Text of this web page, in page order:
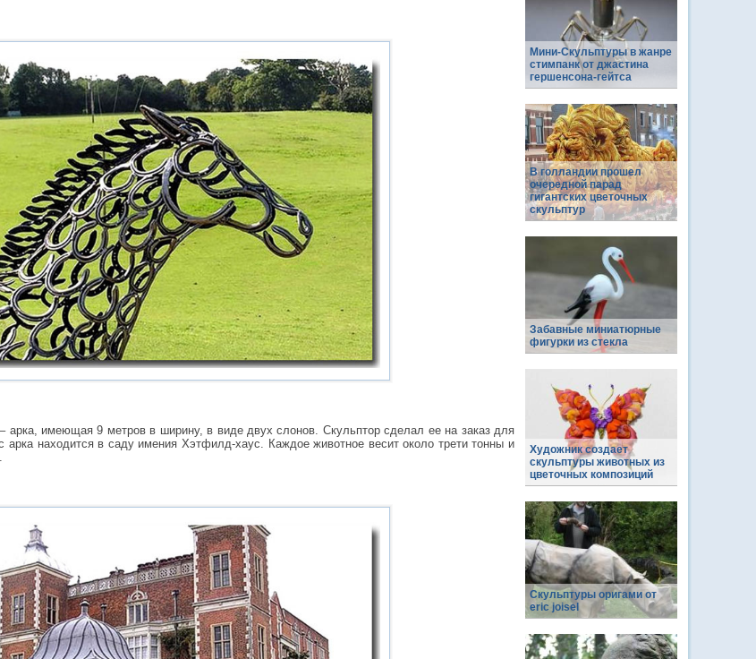
имеющая 9 метров в ширину, в виде двух слонов. Скульптор сделал ее на заказ для
арка находится в саду имения Хэтфилд-хаус. Каждое животное весит около трети тонны и
Мини-Скульптуры в жанре
стимпанк от джастина
гершенсона-гейтса
В голландии прошел
очередной парад
гигантских цветочных
скульптур
Забавные миниатюрные
фигурки из стекла
Художник создает
скульптуры животных из
цветочных композиций
Скульптуры оригами от
eric joisel